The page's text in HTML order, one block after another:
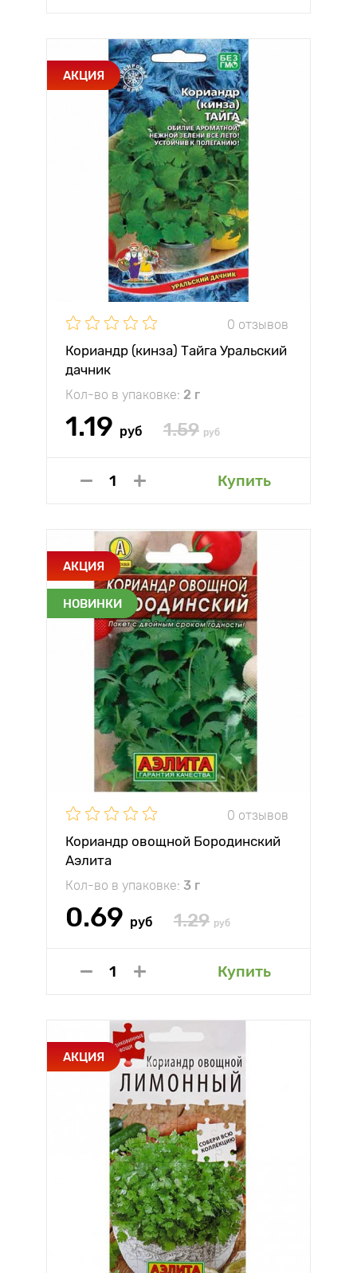
АКЦИЯ
0 отзывов
Кориандр (кинза) Тайга Уральский
дачник
Кол-во в упаковке: 2 г
1.19 руб 1.59 руб
Купить
АКЦИЯ
НОВИНКИ
0 отзывов
Кориандр овощной Бородинский
Аэлита
Кол-во в упаковке: 3 г
0.69 руб 1.29 руб
Купить
АКЦИЯ